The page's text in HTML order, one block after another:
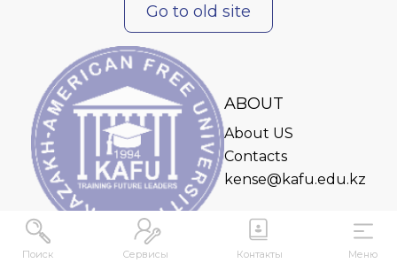
Поиск Сервисы Контакты Меню
Go to old site
ABOUT
About US
Contacts
kense@kafu.edu.kz